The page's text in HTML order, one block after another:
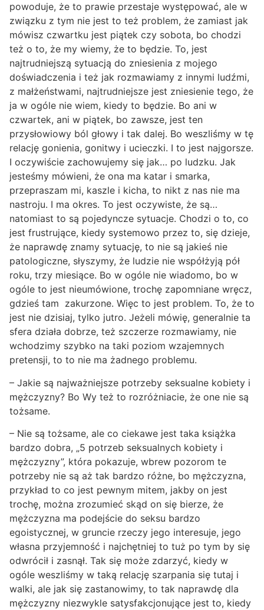
powoduje, że to prawie przestaje występować, ale w
związku z tym nie jest to też problem, że zamiast jak
mówisz czwartku jest piątek czy sobota, bo chodzi
też o to, że my wiemy, że to będzie. To, jest
najtrudniejszą sytuacją do zniesienia z mojego
doświadczenia i też jak rozmawiamy z innymi ludźmi,
z małżeństwami, najtrudniejsze jest zniesienie tego, że
ja w ogóle nie wiem, kiedy to będzie. Bo ani w
czwartek, ani w piątek, bo zawsze, jest ten
przysłowiowy ból głowy i tak dalej. Bo weszliśmy w tę
relację gonienia, gonitwy i ucieczki. I to jest najgorsze.
I oczywiście zachowujemy się jak… po ludzku. Jak
jesteśmy mówieni, że ona ma katar i smarka,
przepraszam mi, kaszle i kicha, to nikt z nas nie ma
nastroju. I ma okres. To jest oczywiste, że są…
natomiast to są pojedyncze sytuacje. Chodzi o to, co
jest frustrujące, kiedy systemowo przez to, się dzieje,
że naprawdę znamy sytuację, to nie są jakieś nie
patologiczne, słyszymy, że ludzie nie współżyją pół
roku, trzy miesiące. Bo w ogóle nie wiadomo, bo w
ogóle to jest nieumówione, trochę zapomniane wręcz,
gdzieś tam zakurzone. Więc to jest problem. To, że to
jest nie dzisiaj, tylko jutro. Jeżeli mówię, generalnie ta
sfera działa dobrze, też szczerze rozmawiamy, nie
wchodzimy szybko na taki poziom wzajemnych
pretensji, to to nie ma żadnego problemu.
– Jakie są najważniejsze potrzeby seksualne kobiety i
mężczyzny? Bo Wy też to rozróżniacie, że one nie są
tożsame.
– Nie są tożsame, ale co ciekawe jest taka książka
bardzo dobra, „5 potrzeb seksualnych kobiety i
mężczyzny”, która pokazuje, wbrew pozorom te
potrzeby nie są aż tak bardzo różne, bo mężczyzna,
przykład to co jest pewnym mitem, jakby on jest
trochę, można zrozumieć skąd on się bierze, że
mężczyzna ma podejście do seksu bardzo
egoistycznej, w gruncie rzeczy jego interesuje, jego
własna przyjemność i najchętniej to tuż po tym by się
odwrócił i zasnął. Tak się może zdarzyć, kiedy w
ogóle weszliśmy w taką relację szarpania się tutaj i
walki, ale jak się zastanowimy, to tak naprawdę dla
mężczyzny niezwykle satysfakcjonujące jest to, kiedy